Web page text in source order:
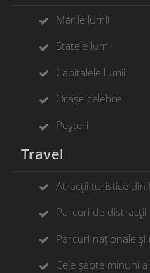
Mările lumii
Statele lumii
Capitalele lumii
Orașe celebre
Peșteri
Travel
Atracții turistice din
Parcuri de distracții
Parcuri naționale și
Cele șapte minuni